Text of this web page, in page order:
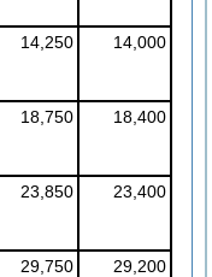
14,250 14,000
18,750 18,400
23,850 23,400
29,750 29,200